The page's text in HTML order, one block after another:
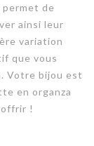
de
ainsi leur
variation
que vous
Votre bijou est
en organza
!